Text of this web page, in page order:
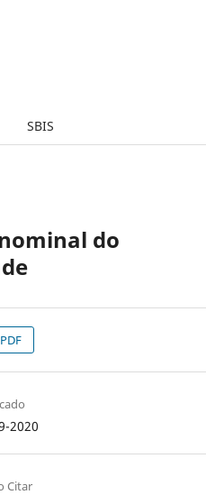
SBIS
do
PDF
2020
Citar